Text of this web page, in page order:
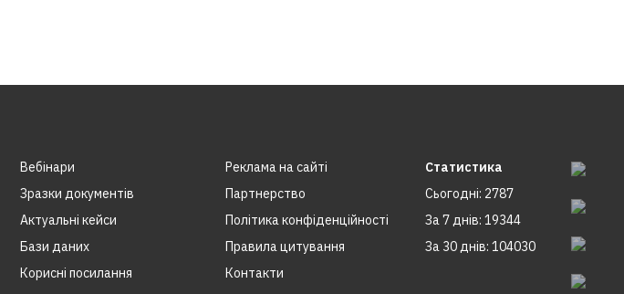
Вебінари
Зразки документів
Актуальні кейси
Бази даних
Корисні посилання
Реклама на сайтi
Партнерство
Політика конфіденційності
Правила цитування
Контакти
Статистика
Сьогодні: 2787
За 7 днів: 19344
За 30 днів: 104030